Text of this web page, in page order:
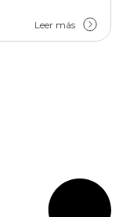
Leer más